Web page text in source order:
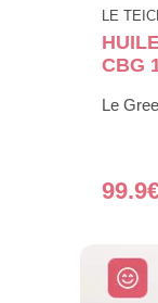
LE
CBG
Le